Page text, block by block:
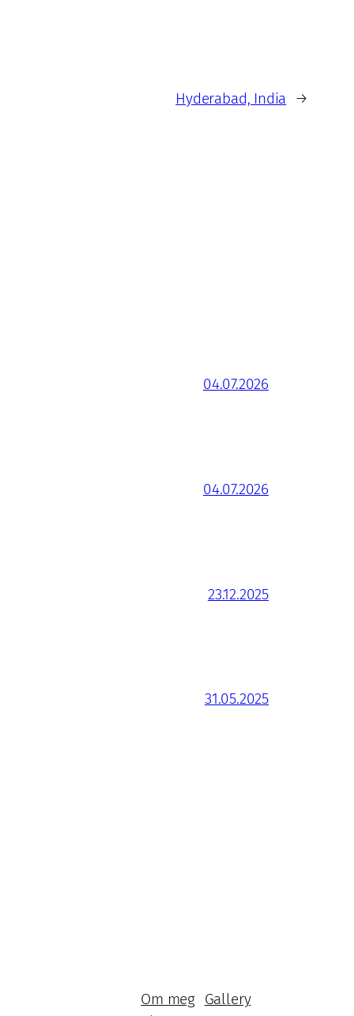
Hyderabad, India →
04.07.2026
04.07.2026
23.12.2025
31.05.2025
Om meg Gallery